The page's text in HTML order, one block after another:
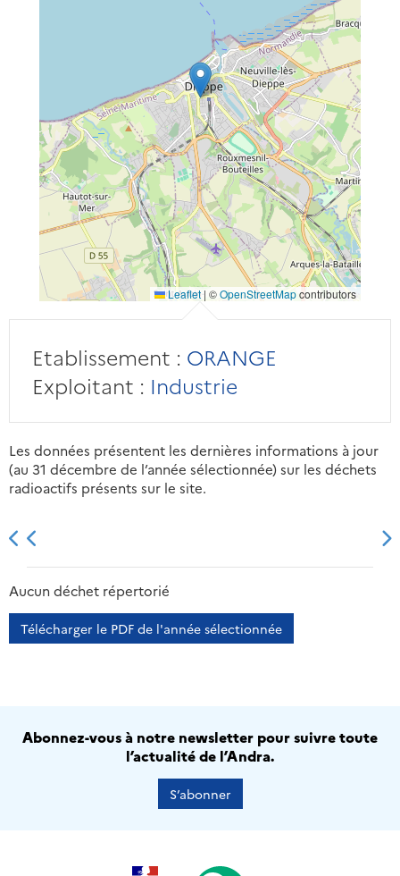
Leaflet | ©OpenStreetMapcontributors
Etablissement : ORANGE
Exploitant : Industrie
Les données présentent les dernières informations à jour
(au 31 décembre de l’année sélectionnée) sur les déchets
radioactifs présents sur le site.
2013 2014
Aucun déchet répertorié
Télécharger le PDF de l'année sélectionnée
Abonnez-vous à notre newsletter pour suivre toute
l’actualité de l’Andra.
S’abonner